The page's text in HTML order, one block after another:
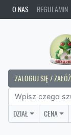
O NAS REGULAMIN
ZALOGUJ SIĘ /
DZIAŁ CENA